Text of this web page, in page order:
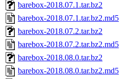
barebox-2018.07.1.tar.bz2
barebox-2018.07.1.tar.bz2.md5
barebox-2018.07.2.tar.bz2
barebox-2018.07.2.tar.bz2.md5
barebox-2018.08.0.tar.bz2
barebox-2018.08.0.tar.bz2.md5